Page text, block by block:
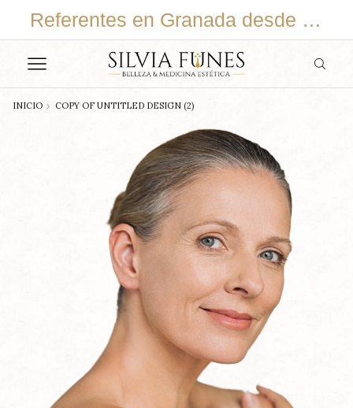
Referentes en Granada desde 2015
INICIO COPY OF UNTITLED DESIGN (2)